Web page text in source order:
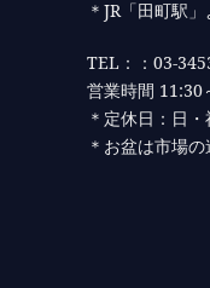
＊JR「田町駅
TEL：：03-
営業時間
＊定休日：日
＊お盆は市場